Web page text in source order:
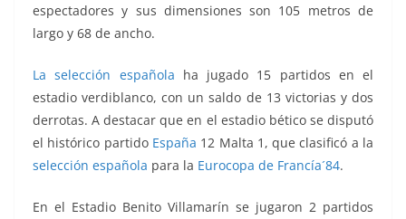
espectadores y sus dimensiones son 105 metros de
largo y 68 de ancho.
La selección española ha jugado 15 partidos en el
estadio verdiblanco, con un saldo de 13 victorias y dos
derrotas. A destacar que en el estadio bético se disputó
el histórico partido España 12 Malta 1, que clasificó a la
selección española para la Eurocopa de Francía´84.
En el Estadio Benito Villamarín se jugaron 2 partidos